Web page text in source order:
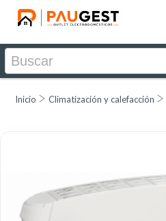
Inicio Climatización y calefacción